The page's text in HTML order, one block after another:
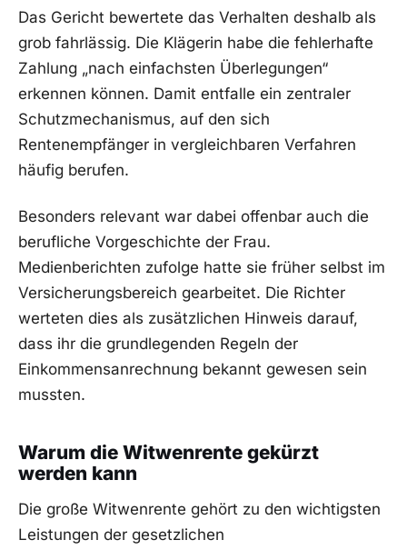
Das Gericht bewertete das Verhalten deshalb als
grob fahrlässig. Die Klägerin habe die fehlerhafte
Zahlung „nach einfachsten Überlegungen“
erkennen können. Damit entfalle ein zentraler
Schutzmechanismus, auf den sich
Rentenempfänger in vergleichbaren Verfahren
häufig berufen.
Besonders relevant war dabei offenbar auch die
berufliche Vorgeschichte der Frau.
Medienberichten zufolge hatte sie früher selbst im
Versicherungsbereich gearbeitet. Die Richter
werteten dies als zusätzlichen Hinweis darauf,
dass ihr die grundlegenden Regeln der
Einkommensanrechnung bekannt gewesen sein
mussten.
Warum die Witwenrente gekürzt
werden kann
Die große Witwenrente gehört zu den wichtigsten
Leistungen der gesetzlichen